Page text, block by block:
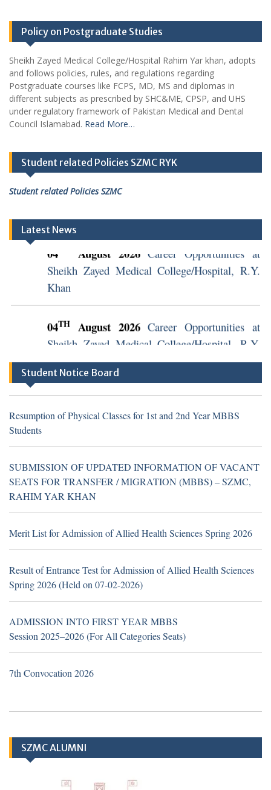
Policy on Postgraduate Studies
Sheikh Zayed Medical College/Hospital Rahim Yar khan, adopts
and follows policies, rules, and regulations regarding
Postgraduate courses like FCPS, MD, MS and diplomas in
different subjects as prescribed by SHC&ME, CPSP, and UHS
under regulatory framework of Pakistan Medical and Dental
Council Islamabad. Read More…
Student related Policies SZMC RYK
Student related Policies SZMC
Latest News
04 August 2026Career Opportunities at
Sheikh Zayed Medical College/Hospital, R.Y.
Khan
04THAugust 2026
Sheikh Zayed Medical College/Hospital, R.Y.
Khan (Walk in Interview Notice)
Resumption of Physical Classes for 1st and 2nd Year MBBS
TH
Zayed Medical College/Hospital, R.Y. Khan
(Walk in Interview Notice)
TH
Spoke Model at Zahir Pir, Rahim Yar Khan,
attached with Sheikh Zayed Medical
Application Form
Rahim Yar Khan)
Student Notice Board
Resumption of Physical Classes for 1st and 2nd Year MBBS
Students
SUBMISSION OF UPDATED INFORMATION OF VACANT
SEATS FOR TRANSFER / MIGRATION (MBBS) – SZMC,
RAHIM YAR KHAN
Merit List for Admission of Allied Health Sciences Spring 2026
Result of Entrance Test for Admission of Allied Health Sciences
Spring 2026 (Held on 07-02-2026)
ADMISSION INTO FIRST YEAR MBBS
Session 2025–2026 (For All Categories Seats)
7th Convocation 2026
SZMC ALUMNI